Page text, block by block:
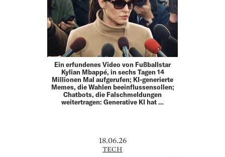
Ein erfundenes Video von Fußballstar
Kylian Mbappé, in sechs Tagen 14
Millionen Mal aufgerufen; KI-generierte
Memes, die Wahlen beeinflussensollen;
Chatbots, die Falschmeldungen
weitertragen: Generative KI hat …
18.06.26
TECH